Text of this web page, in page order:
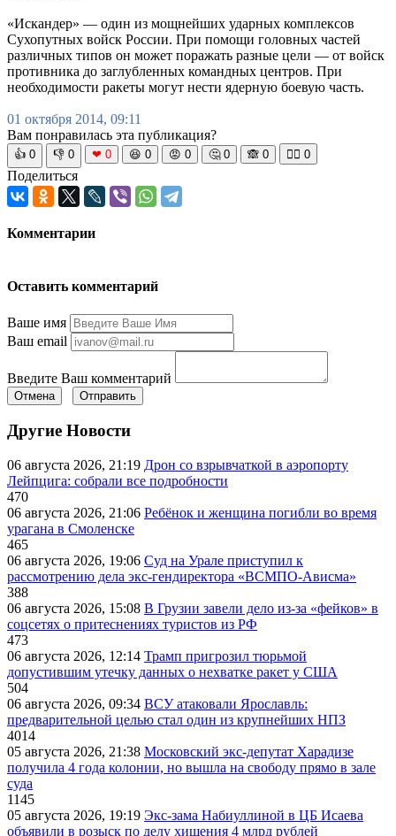
«Искандер» — один из мощнейших ударных комплексов
Сухопутных войск России. При помощи головных частей
различных типов он может поражать разные цели — от войск
противника до заглубленных командных центров. При
необходимости ракеты могут нести ядерную боевую часть.
01 октября 2014, 09:11
Вам понравилась эта публикация?
👍 0 👎 0 ❤ 0 😆 0 😡 0 🤔 0 🙈 0 🧘‍♀️ 0
Поделиться
Комментарии
Оставить комментарий
Ваше имя
Ваш email
Введите Ваш комментарий
Отмена Отправить
Другие Новости
06 августа 2026, 21:19 Дрон со взрывчаткой в аэропорту
Лейпцига: собрали все подробности
470
06 августа 2026, 21:06 Ребёнок и женщина погибли во время
урагана в Смоленске
465
06 августа 2026, 19:06 Суд на Урале приступил к
рассмотрению дела экс-гендиректора «ВСМПО-Ависма»
388
06 августа 2026, 15:08 В Грузии завели дело из-за «фейков» в
соцсетях о притеснениях туристов из РФ
473
06 августа 2026, 12:14 Трамп пригрозил тюрьмой
допустившим утечку данных о нехватке ракет у США
504
06 августа 2026, 09:34 ВСУ атаковали Ярославль:
предварительной целью стал один из крупнейших НПЗ
4014
05 августа 2026, 21:38 Московский экс-депутат Харадизе
получила 4 года колонии, но вышла на свободу прямо в зале
суда
1145
05 августа 2026, 19:19 Экс-зама Набиуллиной в ЦБ Исаева
объявили в розыск по делу хищения 4 млрд рублей